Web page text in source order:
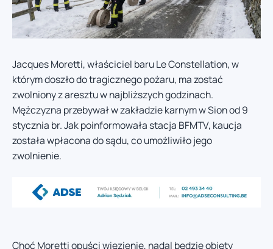
Jacques Moretti, właściciel baru Le Constellation, w
którym doszło do tragicznego pożaru, ma zostać
zwolniony z aresztu w najbliższych godzinach.
Mężczyzna przebywał w zakładzie karnym w Sion od 9
stycznia br. Jak poinformowała stacja BFMTV, kaucja
została wpłacona do sądu, co umożliwiło jego
zwolnienie.
Choć Moretti opuści więzienie, nadal będzie objęty